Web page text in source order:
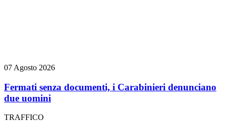
07 Agosto 2026
Fermati senza documenti, i Carabinieri denunciano
due uomini
TRAFFICO